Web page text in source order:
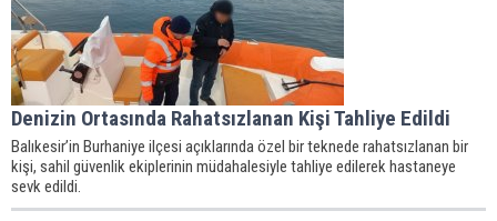
Denizin Ortasında Rahatsızlanan Kişi Tahliye Edildi
Balıkesir’in Burhaniye ilçesi açıklarında özel bir teknede rahatsızlanan bir
kişi, sahil güvenlik ekiplerinin müdahalesiyle tahliye edilerek hastaneye
sevk edildi.